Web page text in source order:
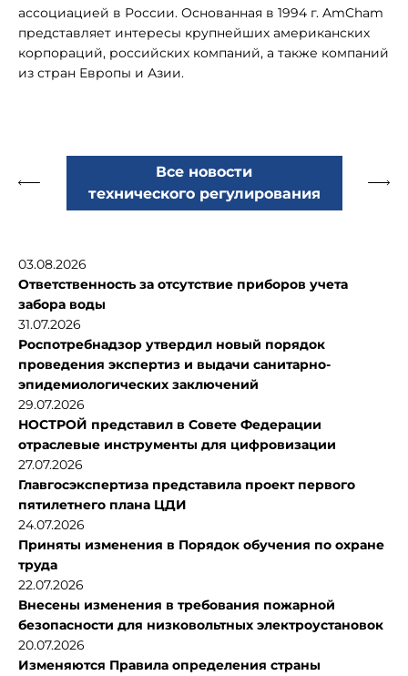
ассоциацией в России. Основанная в 1994 г. AmCham
представляет интересы крупнейших американских
корпораций, российских компаний, а также компаний
из стран Европы и Азии.
Все новости
технического регулирования
03.08.2026
Ответственность за отсутствие приборов учета
забора воды
31.07.2026
Роспотребнадзор утвердил новый порядок
проведения экспертиз и выдачи санитарно-
эпидемиологических заключений
29.07.2026
НОСТРОЙ представил в Совете Федерации
отраслевые инструменты для цифровизации
27.07.2026
Главгосэкспертиза представила проект первого
пятилетнего плана ЦДИ
24.07.2026
Приняты изменения в Порядок обучения по охране
труда
22.07.2026
Внесены изменения в требования пожарной
безопасности для низковольтных электроустановок
20.07.2026
Изменяются Правила определения страны